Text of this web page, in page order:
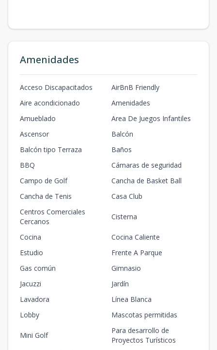
Amenidades
Acceso Discapacitados
AirBnB Friendly
Aire acondicionado
Amenidades
Amueblado
Area De Juegos Infantiles
Ascensor
Balcón
Balcón tipo Terraza
Baños
BBQ
Cámaras de seguridad
Campo de Golf
Cancha de Basket Ball
Cancha de Tenis
Casa Club
Centros Comerciales
Cercanos
Cisterna
Cocina
Cocina Caliente
Estudio
Frente A Parque
Gas común
Gimnasio
Jacuzzi
Jardín
Lavadora
Línea Blanca
Lobby
Mascotas permitidas
Mini Golf
Para desarrollo de
Proyectos Turísticos